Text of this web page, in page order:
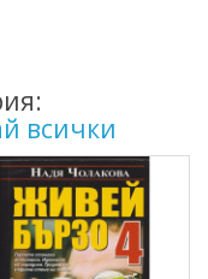
всички